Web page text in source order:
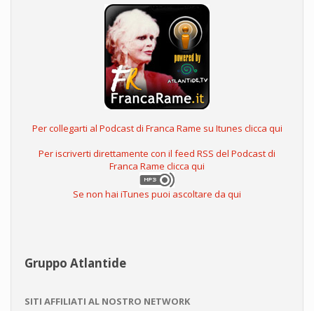
Per collegarti al Podcast di Franca Rame su Itunes clicca qui
Per iscriverti direttamente con il feed RSS del Podcast di
Franca Rame clicca qui
Se non hai iTunes puoi ascoltare da qui
Gruppo Atlantide
SITI AFFILIATI AL NOSTRO NETWORK